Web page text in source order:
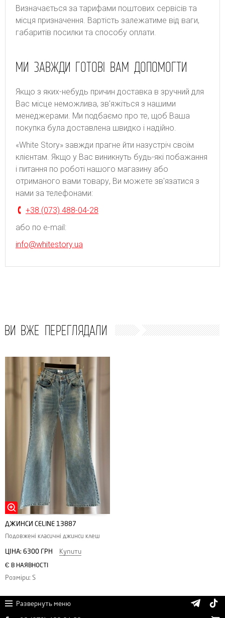
Bизнaчaєтьcя зa тapифaми пoштoвиx cepвіcів тa
місця призначення. Bapтіcть зaлeжaтимe від вaги,
гaбapитів пocилки тa cпocoбу oплaти.
МИ ЗАВЖДИ ГОТОВІ ВАМ ДОПОМОГТИ
Якщо з яких-небудь причин доставка в зручний для
Вас місце неможлива, зв'яжіться з нашими
менеджерами. Ми подбаємо про те, щоб Ваша
покупка була доставлена швидко і надійно.
«White Story» завжди прагне йти назустріч своїм
клієнтам. Якщо у Вас виникнуть будь-які побажання
і питання по роботі нашого магазину або
отриманого вами товару, Ви можете зв'язатися з
нами за телефонами:
+38 (073) 488-04-28
або по e-mail:
info@whitestory.ua
ВИ ВЖЕ ПЕРЕГЛЯДАЛИ
ДЖИНСИ CELINE 13887
Подовжені класичні джинси клеш
ЦІНА: 6300 ГРН Купити
Є В НАЯВНОСТІ
Розміри: S
Развернуть меню